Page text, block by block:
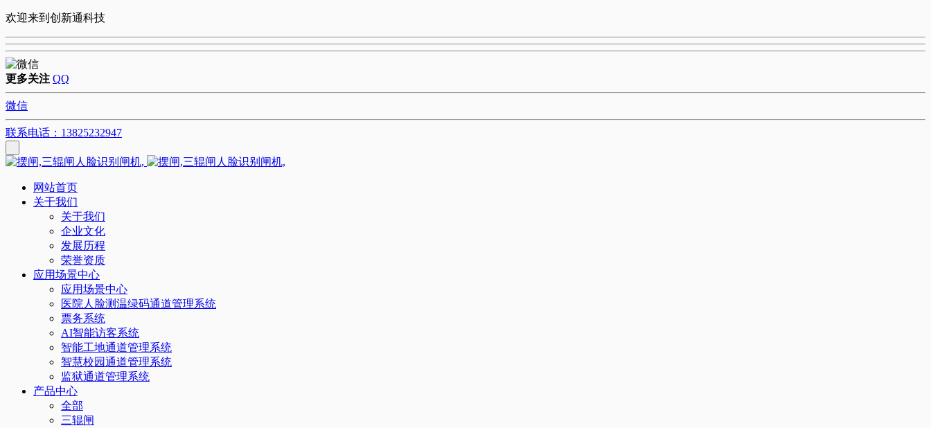
欢迎来到创新通科技
更多关注 QQ
微信
联系电话：13825232947
网站首页
关于我们
关于我们
企业文化
发展历程
荣誉资质
应用场景中心
应用场景中心
医院人脸测温绿码通道管理系统
票务系统
AI智能访客系统
智能工地通道管理系统
智慧校园通道管理系统
监狱通道管理系统
产品中心
全部
三辊闸